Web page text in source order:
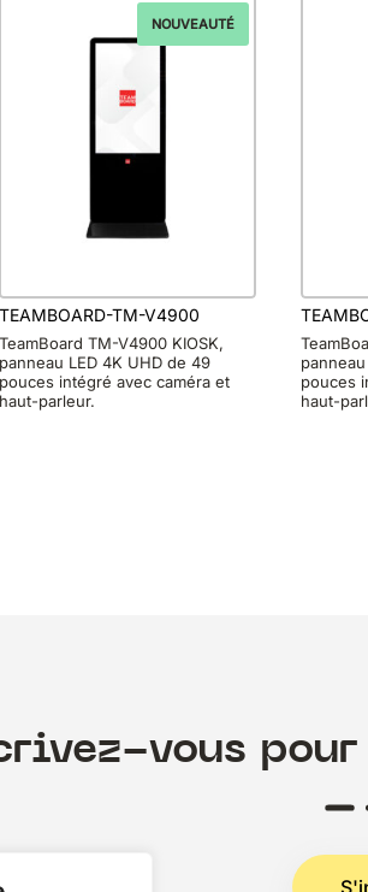
NOUVEAUTÉ
TEAMBOARD-TM-V4900
TeamBoard TM-V4900 KIOSK,
panneau LED 4K UHD de 49
pouces intégré avec caméra et
haut-parleur.
pouces
haut-
vous